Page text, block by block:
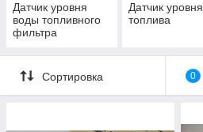
Датчик уровня
воды топливного
фильтра
Датчик уровня
топлива
Сортировка 0